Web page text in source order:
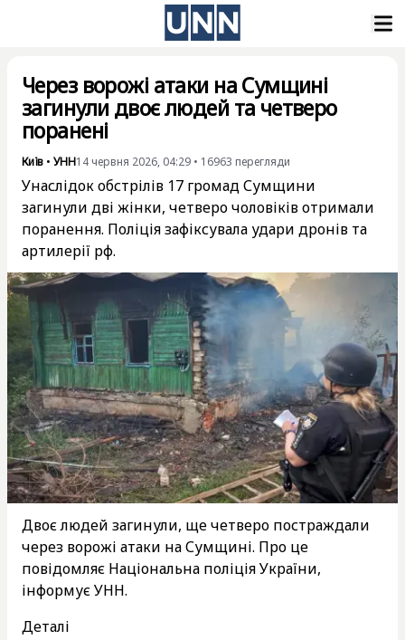
Через ворожі атаки на Сумщині
загинули двоє людей та четверо
поранені
Київ • УНН14 червня 2026, 04:29 • 16963 перегляди
Унаслідок обстрілів 17 громад Сумщини
загинули дві жінки, четверо чоловіків отримали
поранення. Поліція зафіксувала удари дронів та
артилерії рф.
Двоє людей загинули, ще четверо постраждали
через ворожі атаки на Сумщині. Про це
повідомляє Національна поліція України,
інформує УНН.
Деталі